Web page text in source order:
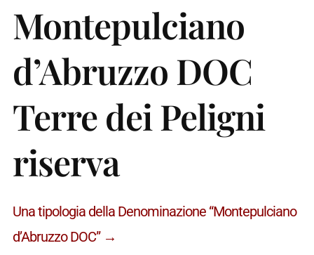
Montepulciano
d’Abruzzo DOC
Terre dei Peligni
riserva
Una tipologia della Denominazione “Montepulciano
d’Abruzzo DOC” →